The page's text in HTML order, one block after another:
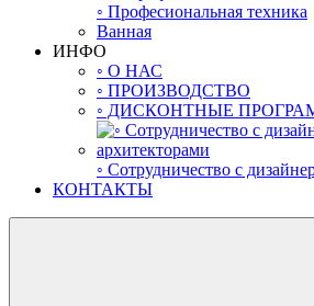
◦ Професиональная техника
Ванная
ИНФО
◦ О НАС
◦ ПРОИЗВОДСТВО
◦ ДИСКОНТНЫЕ
◦ Сотрудничество с
КОНТАКТЫ